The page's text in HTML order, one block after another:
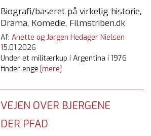
Biografi/baseret på virkelig historie,
Drama, Komedie, Filmstriben.dk
Af: Anette og Jørgen Hedager Nielsen
15.01.2026
Under et militærkup i Argentina i 1976
finder enge [mere]
VEJEN OVER BJERGENE
DER PFAD